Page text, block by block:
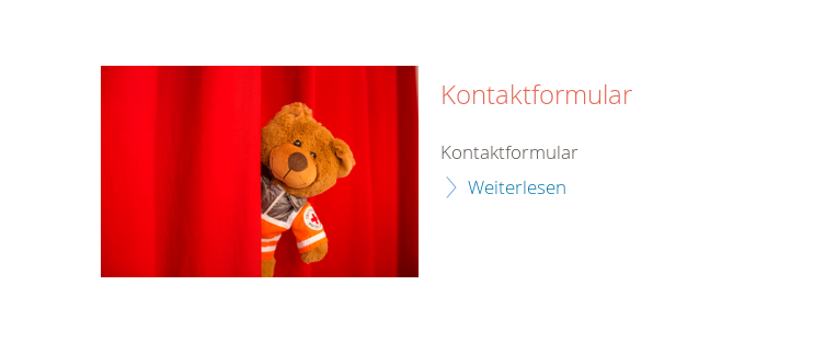
Kontaktformular
Kontaktformular
Weiterlesen